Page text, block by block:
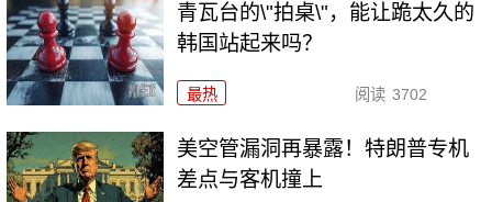
青瓦台的\"拍桌\"，能让跪太久的
韩国站起来吗？
最热 阅读 3702
美空管漏洞再暴露！特朗普专机
差点与客机撞上